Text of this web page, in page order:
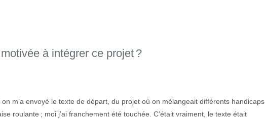
motivée à intégrer ce projet ?
m’a envoyé le texte de départ, du projet où on mélangeait différents handicaps
roulante ; moi j’ai franchement été touchée. C’était vraiment, le texte était